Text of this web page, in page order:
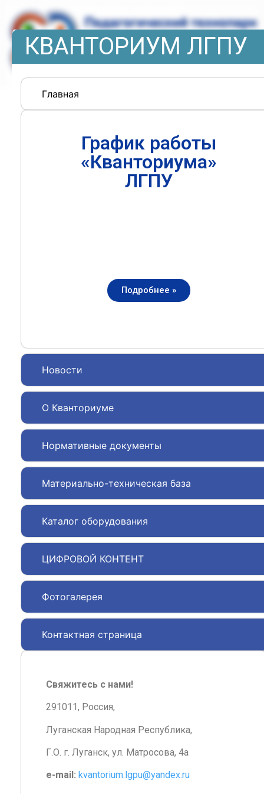
КВАНТОРИУМ ЛГПУ
Главная
Новости
О Кванториуме
Нормативные документы
Материально-техническая база
Каталог оборудования
ЦИФРОВОЙ КОНТЕНТ
Фотогалерея
Контактная страница
График работы
«Кванториума»
ЛГПУ
Подробнее »
Свяжитесь с нами!
291011, Россия,
Луганская Народная Республика,
Г.О. г. Луганск, ул. Матросова, 4а
e-mail: kvantorium.lgpu@yandex.ru